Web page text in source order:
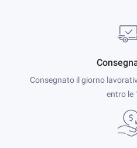
Consegnato il giorno
entro le